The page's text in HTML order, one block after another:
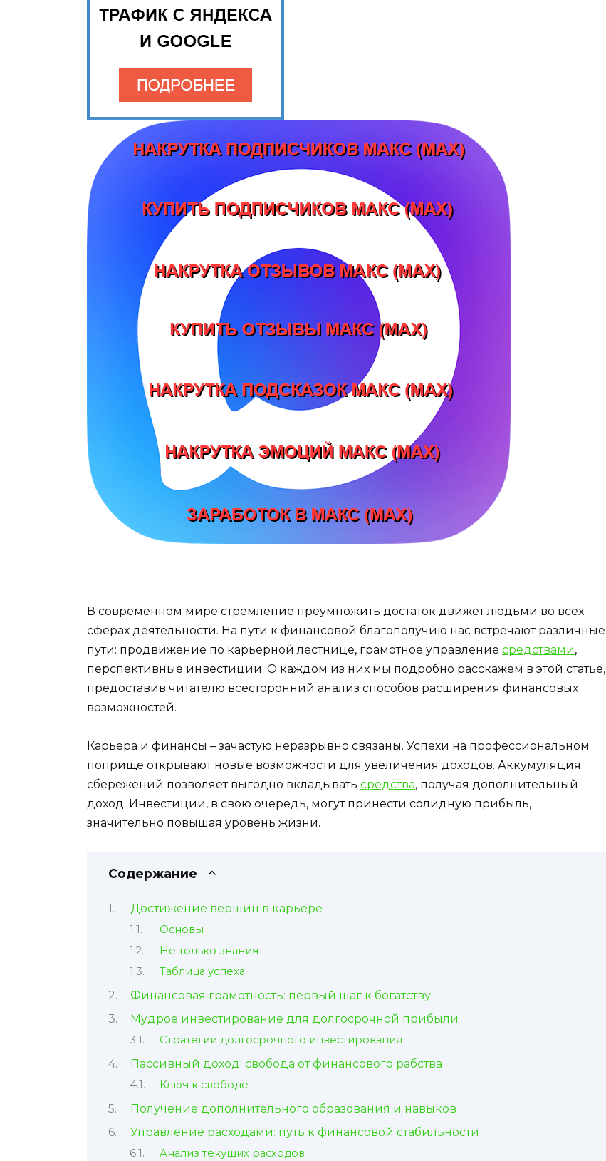
В современном мире стремление преумножить достаток движет людьми во всех
сферах деятельности. На пути к финансовой благополучию нас встречают различные
пути: продвижение по карьерной лестнице, грамотное управление средствами,
перспективные инвестиции. О каждом из них мы подробно расскажем в этой статье,
предоставив читателю всесторонний анализ способов расширения финансовых
возможностей.
Карьера и финансы – зачастую неразрывно связаны. Успехи на профессиональном
поприще открывают новые возможности для увеличения доходов. Аккумуляция
сбережений позволяет выгодно вкладывать средства, получая дополнительный
доход. Инвестиции, в свою очередь, могут принести солидную прибыль,
значительно повышая уровень жизни.
Содержание
Достижение вершин в карьере
Основы
Не только знания
Таблица успеха
Финансовая грамотность: первый шаг к богатству
Мудрое инвестирование для долгосрочной прибыли
Стратегии долгосрочного инвестирования
Пассивный доход: свобода от финансового рабства
Ключ к свободе
Получение дополнительного образования и навыков
Управление расходами: путь к финансовой стабильности
Анализ текущих расходов